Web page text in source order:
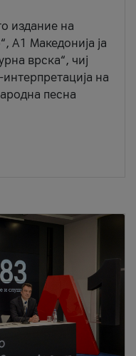
издание на
А1 Македонија ја
врска“, чиј
на
песна